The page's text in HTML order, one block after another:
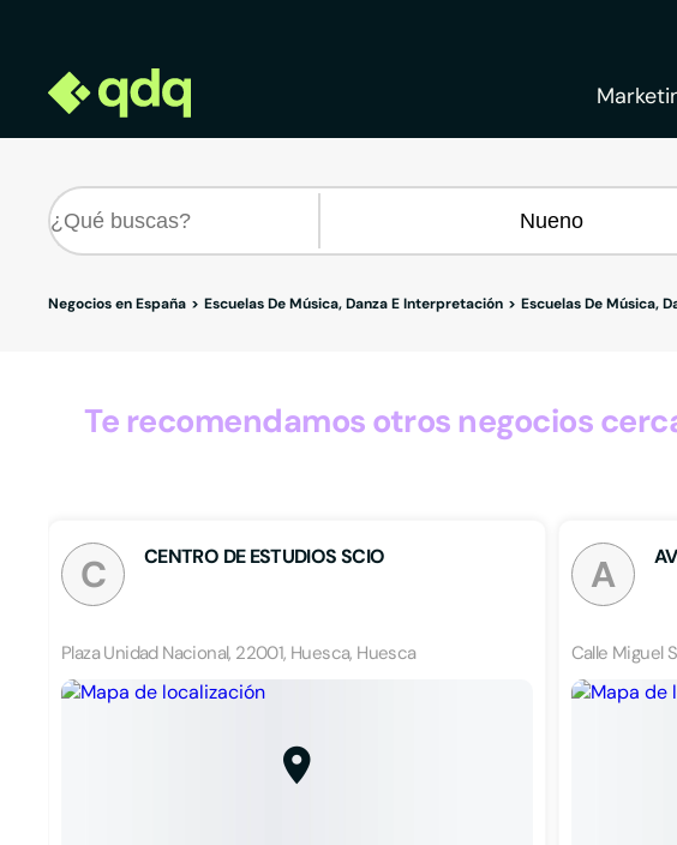
Negocios en España Escuelas De Música, Danza E Interpretación Escuelas De Música,
Te recomendamos otros negocios
C CENTRO DE ESTUDIOS SCIO
Plaza Unidad Nacional, 22001, Huesca, Huesca
A
Calle Miguel